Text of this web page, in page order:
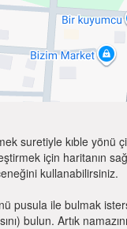
suretiyle kıble yönü
için haritanın
kullanabilirsiniz.
pusula ile bulmak
bulun. Artık